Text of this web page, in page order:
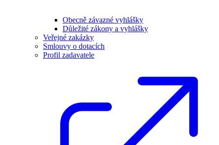
Obecně závazné vyhlášky
Důležité zákony a vyhlášky
Veřejné zakázky
Smlouvy o dotacích
Profil zadavatele